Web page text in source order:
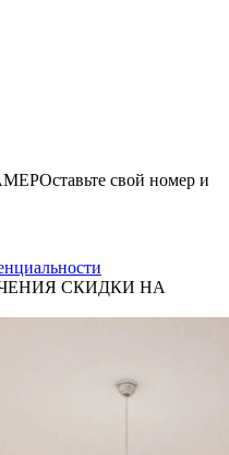
Оставьте свой номер и
СКИДКИ НА